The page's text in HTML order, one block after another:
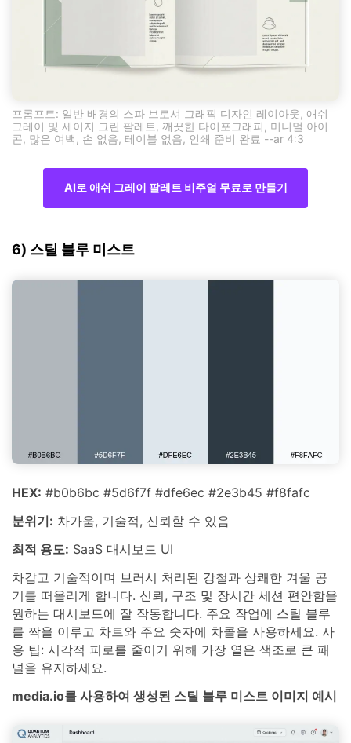
프롬프트: 일반 배경의 스파 브로셔 그래픽 디자인 레이아웃, 애쉬
그레이 및 세이지 그린 팔레트, 깨끗한 타이포그래피, 미니멀 아이
콘, 많은 여백, 손 없음, 테이블 없음, 인쇄 준비 완료 --ar 4:3
AI로 애쉬 그레이 팔레트 비주얼 무료로 만들기
6) 스틸 블루 미스트
HEX: #b0b6bc #5d6f7f #dfe6ec #2e3b45 #f8fafc
분위기: 차가움, 기술적, 신뢰할 수 있음
최적 용도: SaaS 대시보드 UI
차갑고 기술적이며 브러시 처리된 강철과 상쾌한 겨울 공
기를 떠올리게 합니다. 신뢰, 구조 및 장시간 세션 편안함을
원하는 대시보드에 잘 작동합니다. 주요 작업에 스틸 블루
를 짝을 이루고 차트와 주요 숫자에 차콜을 사용하세요. 사
용 팁: 시각적 피로를 줄이기 위해 가장 옅은 색조로 큰 패
널을 유지하세요.
media.io를 사용하여 생성된 스틸 블루 미스트 이미지 예시